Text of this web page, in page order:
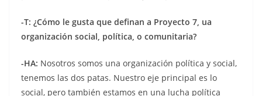
-T: ¿Cómo le gusta que definan a Proyecto 7, ua
organización social, política, o comunitaria?
-HA: Nosotros somos una organización política y social,
tenemos las dos patas. Nuestro eje principal es lo
social, pero también estamos en una lucha política